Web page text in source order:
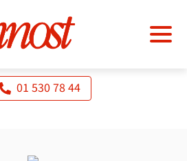
01 530 78 44